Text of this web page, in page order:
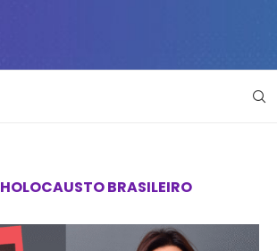
HOLOCAUSTO BRASILEIRO